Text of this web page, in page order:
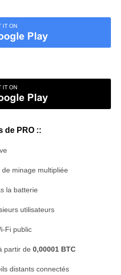
de PRO ::
minage multipliée
la batterie
utilisateurs
Fi public
partir de 0,00001 BTC
distants connectés